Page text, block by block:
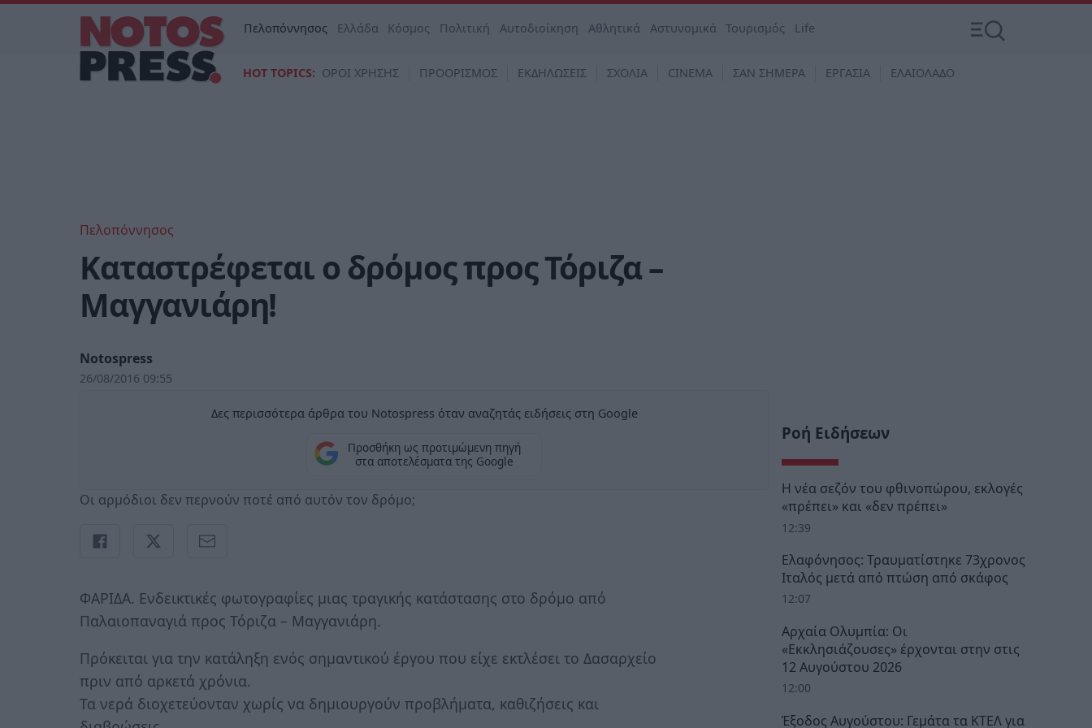
Πελοπόννησος Ελλάδα Κόσμος Πολιτική Αυτοδιοίκηση Αθλητικά Αστυνομικά Τουρισμός Life
HOT TOPICS: ΟΡΟΙ ΧΡΗΣΗΣ ΠΡΟΟΡΙΣΜΟΣ ΕΚΔΗΛΩΣΕΙΣ ΣΧΟΛΙΑ CINEMA ΣΑΝ ΣΗΜΕΡΑ ΕΡΓΑΣΙΑ ΕΛΑΙΟΛΑΔΟ
Πελοπόννησος
Καταστρέφεται ο δρόμος προς Τόριζα –
Μαγγανιάρη!
Notospress
26/08/2016 09:55
Δες περισσότερα άρθρα του Notospress όταν αναζητάς ειδήσεις στη Google
Προσθήκη ως προτιμώμενη πηγή
στα αποτελέσματα της Google
Οι αρμόδιοι δεν περνούν ποτέ από αυτόν τον δρόμο;
ΦΑΡΙΔΑ. Eνδεικτικές φωτογραφίες μιας τραγικής κατάστασης στο δρόμο από
Παλαιοπαναγιά προς Τόριζα – Μαγγανιάρη.
Πρόκειται για την κατάληξη ενός σημαντικού έργου που είχε εκτλέσει το Δασαρχείο
πριν από αρκετά χρόνια.
Τα νερά διοχετεύονταν χωρίς να δημιουργούν προβλήματα, καθιζήσεις και
Ροή Ειδήσεων
Η νέα σεζόν του φθινοπώρου, εκλογές
«πρέπει» και «δεν πρέπει»
12:39
Ελαφόνησος: Τραυματίστηκε 73χρονος
Ιταλός μετά από πτώση από σκάφος
12:07
Αρχαία Ολυμπία: Οι
«Εκκλησιάζουσες» έρχονται στην στις
12 Αυγούστου 2026
12:00
Έξοδος Αυγούστου: Γεμάτα τα ΚΤΕΛ για